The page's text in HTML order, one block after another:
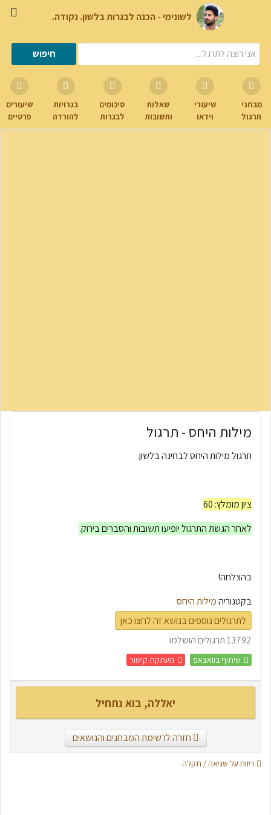
לשונימי - הכנה לבגרות בלשון. נקודה.
מבחני
תרגול
שיעורי
וידאו
שאלות
ותשובות
סיכומים
לבגרות
בגרויות
להורדה
שיעורים
פרטיים
מילות היחס - תרגול
תרגול מילות היחס לבחינה בלשון.
ציון מומלץ: 60
לאחר הגשת התרגול יופיעו תשובות והסברים בירוק.
בהצלחה!
בקטגוריהמילות היחס
לתרגולים נוספים בנושא זה לחצו כאן
13792 תרגולים הושלמו
שיתוף בוואצאפ העתקת קישור
יאללה, בוא נתחיל
חזרה לרשימת המבחנים והנושאים
דיווח על שגיאה / תקלה